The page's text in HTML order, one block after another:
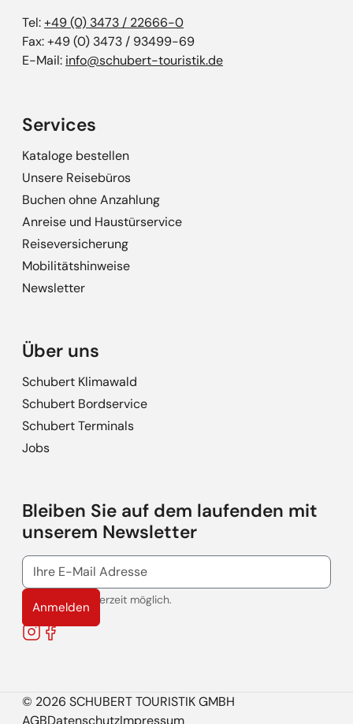
Tel:+49 (0) 3473 / 22666-0
Fax: +49 (0) 3473 / 93499-69
E-Mail: info@schubert-touristik.de
Services
Kataloge bestellen
Unsere Reisebüros
Buchen ohne Anzahlung
Anreise und Haustürservice
Reiseversicherung
Mobilitätshinweise
Newsletter
Über uns
Schubert Klimawald
Schubert Bordservice
Schubert Terminals
Jobs
Bleiben Sie auf dem laufenden mit
unserem Newsletter
Anmelden
Abmeldung jederzeit möglich.
Instagram
Facebook
© 2026 SCHUBERT TOURISTIK GMBH
AGBDatenschutzImpressum